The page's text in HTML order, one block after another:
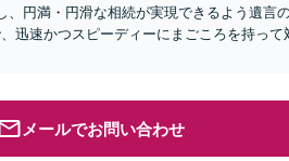
、円満・円滑な相続が実現できるよう遺言
迅速かつスピーディーにまごころを持って
メールでお問い合わせ